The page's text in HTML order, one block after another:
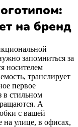
на бренд
запомниться за
носителем
транслирует
первое
в стильном
А
с вашей
на улице, в офисах,